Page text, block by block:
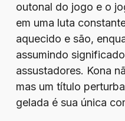
outonal do jogo e o
em uma luta
aquecido e são,
assumindo
assustadores. Kona
mas um título
gelada é sua única